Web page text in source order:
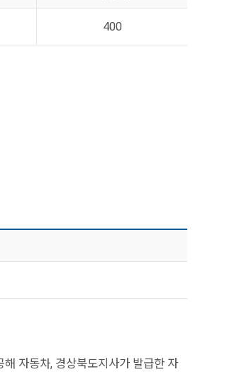
400
자동차, 경상북도지사가 발급한 자